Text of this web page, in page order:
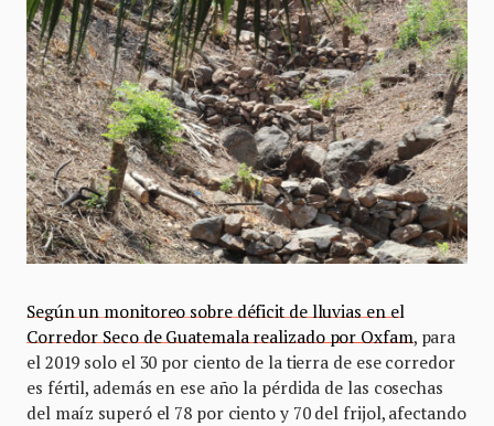
Según un monitoreo sobre déficit de lluvias en el
Corredor Seco de Guatemala realizado por Oxfam, para
el 2019 solo el 30 por ciento de la tierra de ese corredor
es fértil, además en ese año la pérdida de las cosechas
del maíz superó el 78 por ciento y 70 del frijol, afectando